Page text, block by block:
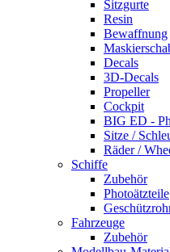
Sitzgurte
Resin
Bewaffnung
Decals
3D-Decals
Propeller
Cockpit
BIG ED -
Sitze /
Räder /
Schiffe
Zubehör
Photoätzteile
Fahrzeuge
Zubehör